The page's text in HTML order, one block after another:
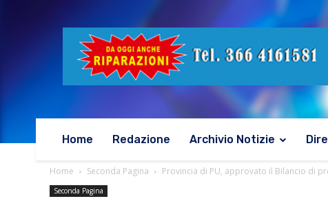
Home Redazione Archivio Notizie
Home Seconda Pagina Provincia di PU, approvato il Bilancio di
Seconda Pagina